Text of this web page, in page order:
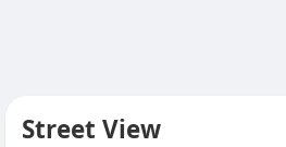
Street View